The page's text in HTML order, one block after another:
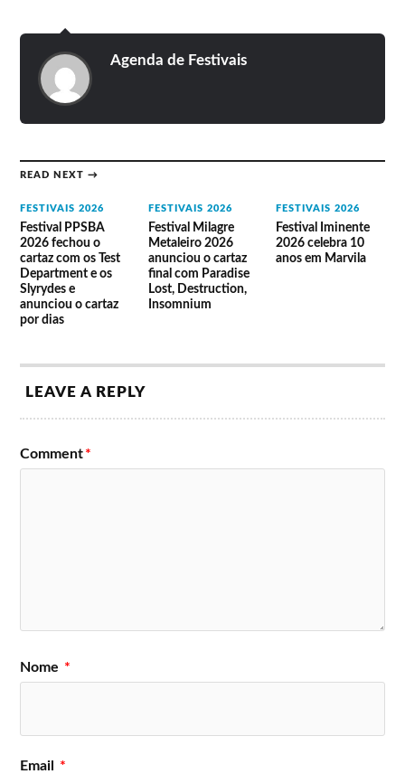
Nine o Nine
Sotz
Within
Estacionamento Gratuito.
Evento 100% solidário – Todas as receitas
revertem para a Casa do Artista Amador.
Agenda de Festivais
READ NEXT →
FESTIVAIS 2026
Festival PPSBA
2026 fechou o
cartaz com os Test
Department e os
Slyrydes e
anunciou o cartaz
por dias
FESTIVAIS 2026
Festival Milagre
Metaleiro 2026
anunciou o cartaz
final com Paradise
Lost, Destruction,
Insomnium
FESTIVAIS 2026
Festival Iminente
2026 celebra 10
anos em Marvila
LEAVE A REPLY
Comment*
Nome *
Email *